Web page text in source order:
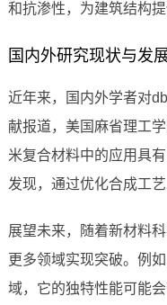
和抗渗性，为建筑结构提
国内外研究现状与发
近年来，国内外学者对
献报道，美国麻省理工
米复合材料中的应用具
发现，通过优化合成工
展望未来，随着新材料
更多领域实现突破。例
域，它的独特性能可能